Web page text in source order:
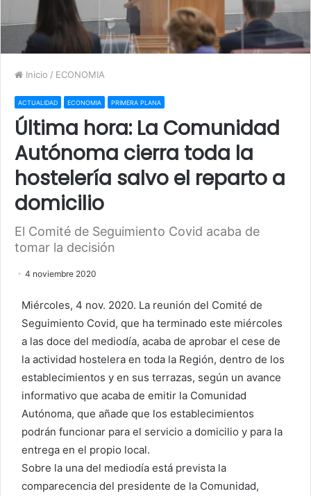
Inicio / ECONOMIA
ACTUALIDAD ECONOMIA PRIMERA PLANA
Última hora: La Comunidad
Autónoma cierra toda la
hostelería salvo el reparto a
domicilio
El Comité de Seguimiento Covid acaba de
tomar la decisión
4 noviembre 2020
Miércoles, 4 nov. 2020. La reunión del Comité de
Seguimiento Covid, que ha terminado este miércoles
a las doce del mediodía, acaba de aprobar el cese de
la actividad hostelera en toda la Región, dentro de los
establecimientos y en sus terrazas, según un avance
informativo que acaba de emitir la Comunidad
Autónoma, que añade que los establecimientos
podrán funcionar para el servicio a domicilio y para la
entrega en el propio local.
Sobre la una del mediodía está prevista la
comparecencia del presidente de la Comunidad,